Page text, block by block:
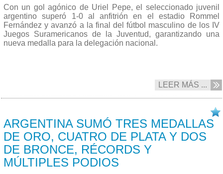
Con un gol agónico de Uriel Pepe, el seleccionado juvenil
argentino superó 1-0 al anfitrión en el estadio Rommel
Fernández y avanzó a la final del fútbol masculino de los IV
Juegos Suramericanos de la Juventud, garantizando una
nueva medalla para la delegación nacional.
LEER MÁS ...
ARGENTINA SUMÓ TRES MEDALLAS
DE ORO, CUATRO DE PLATA Y DOS
DE BRONCE, RÉCORDS Y
MÚLTIPLES PODIOS